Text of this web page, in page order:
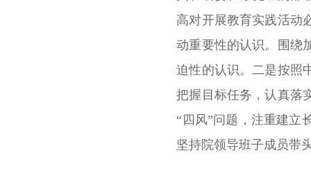
高对开展教育实践活动
动重要性的认识。围绕
迫性的认识。二是按照
把握目标任务，认真落
“四风”问题，注重建立
坚持院领导班子成员带